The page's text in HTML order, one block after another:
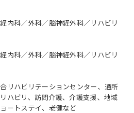
内科／外科／脳神経外科／リハビリ
内科／外科／脳神経外科／リハビリ
リハビリテーションセンター、通所
ハビリ、訪問介護、介護支援、地域
ートステイ、老健など